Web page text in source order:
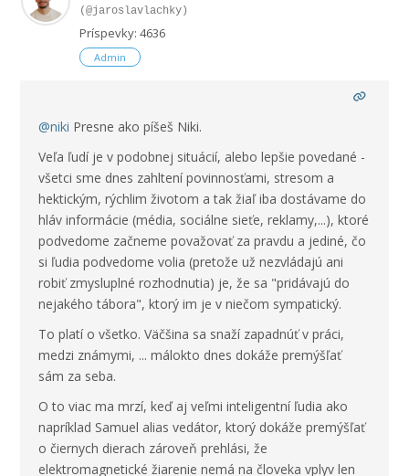
(@jaroslavlachky)
Príspevky: 4636
Admin
@niki Presne ako píšeš Niki.
Veľa ľudí je v podobnej situácií, alebo lepšie povedané -
všetci sme dnes zahltení povinnosťami, stresom a
hektickým, rýchlim životom a tak žiaľ iba dostávame do
hláv informácie (média, sociálne sieťe, reklamy,...), ktoré
podvedome začneme považovať za pravdu a jediné, čo
si ľudia podvedome volia (pretože už nezvládajú ani
robiť zmysluplné rozhodnutia) je, že sa "pridávajú do
nejakého tábora", ktorý im je v niečom sympatický.
To platí o všetko. Väčšina sa snaží zapadnúť v práci,
medzi známymi, ... málokto dnes dokáže premýšľať
sám za seba.
O to viac ma mrzí, keď aj veľmi inteligentní ľudia ako
napríklad Samuel alias vedátor, ktorý dokáže premýšľať
o čiernych dierach zároveň prehlási, že
elektromagnetické žiarenie nemá na človeka vplyv len